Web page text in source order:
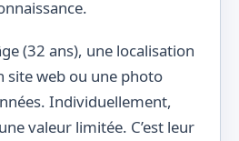
(32 ans), une localisation
site web ou une photo
Individuellement,
valeur limitée. C’est leur